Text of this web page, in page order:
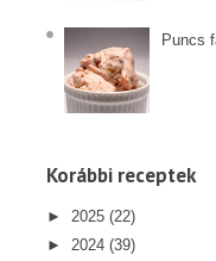
Puncs
Korábbi receptek
► 2025 (22)
► 2024 (39)